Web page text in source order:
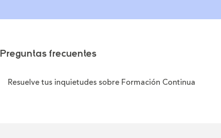
Preguntas frecuentes
Resuelve tus inquietudes sobre Formación Continua